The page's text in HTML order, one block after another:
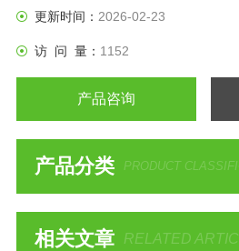
更新时间： 2026-02-23
访 问 量： 1152
产品咨询
产品分类 PRODUCT
相关文章 RELATED